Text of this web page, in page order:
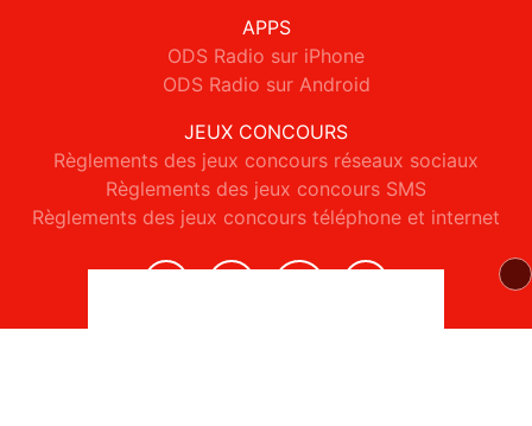
APPS
ODS Radio sur iPhone
ODS Radio sur Android
JEUX CONCOURS
Règlements des jeux concours réseaux sociaux
Règlements des jeux concours SMS
Règlements des jeux concours téléphone et internet